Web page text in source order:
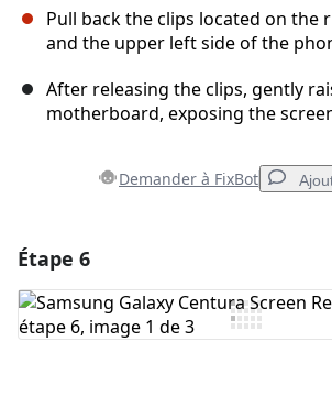
Pull back the clips located on the
and the upper left side of the
After releasing the clips, gently
motherboard, exposing the
Demander à FixBot
Ajouter un commentaire
Étape 6